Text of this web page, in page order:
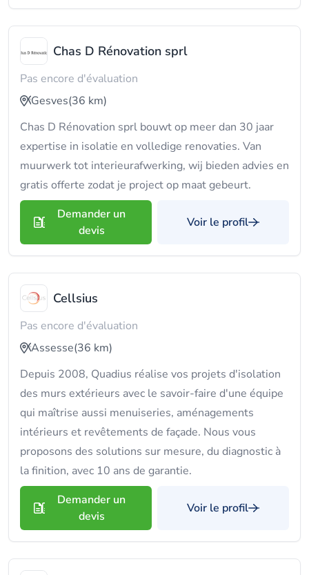
Chas D Rénovation sprl
Pas encore d'évaluation
Gesves(36 km)
Chas D Rénovation sprl bouwt op meer dan 30 jaar
expertise in isolatie en volledige renovaties. Van
muurwerk tot interieurafwerking, wij bieden advies en
gratis offerte zodat je project op maat gebeurt.
Demander un
devis
Voir le profil
Cellsius
Pas encore d'évaluation
Assesse(36 km)
Depuis 2008, Quadius réalise vos projets d'isolation
des murs extérieurs avec le savoir-faire d'une équipe
qui maîtrise aussi menuiseries, aménagements
intérieurs et revêtements de façade. Nous vous
proposons des solutions sur mesure, du diagnostic à
la finition, avec 10 ans de garantie.
Demander un
devis
Voir le profil